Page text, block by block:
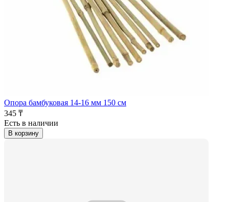
Опора бамбуковая 14-16 мм 150 см
345 ₸
Есть в наличии
В корзину